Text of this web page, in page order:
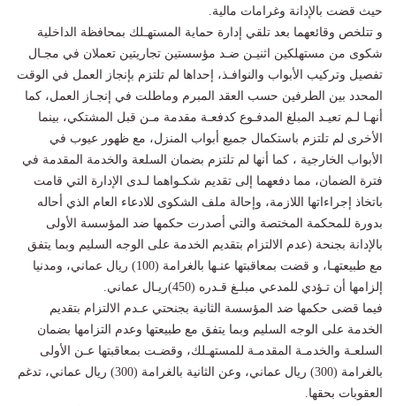
حيث قضت بالإدانة وغرامات مالية.
و تتلخص وقائعهما بعد تلقي إدارة حماية المستهـلك بمحافظة الداخلية
شكوى من مستهلكين اثنيـن ضـد مؤسستين تجاريتين تعملان في مجـال
تفصيل وتركيب الأبواب والنوافـذ، إحداها لم تلتزم بإنجاز العمل في الوقت
المحدد بين الطرفين حسب العقد المبرم وماطلت في إنجـاز العمل، كما
أنهـا لـم تعيـد المبلغ المدفـوع كدفعـة مقدمة مـن قبل المشتكي، بينما
الأخرى لم تلتزم باستكمال جميع أبواب المنزل، مع ظهور عيوب في
الأبواب الخارجية ، كما أنها لم تلتزم بضمان السلعة والخدمة المقدمة في
فترة الضمان، مما دفعهما إلى تقديم شكـواهما لـدى الإدارة التي قامت
باتخاذ إجراءاتها اللازمة، وإحالة ملف الشكوى للادعاء العام الذي أحاله
بدورة للمحكمة المختصة والتي أصدرت حكمها ضد المؤسسة الأولى
بالإدانة بجنحة (عدم الالتزام بتقديم الخدمة على الوجه السليم وبما يتفق
مع طبيعتهـا، و قضت بمعاقبتها عنـها بالغرامة (100) ريال عماني، ومدنيا
إلزامها أن تـؤدي للمدعي مبلـغ قـدره (450)ريـال عماني.
فيما قضى حكمها ضد المؤسسة الثانية بجنحتي عـدم الالتزام بتقديم
الخدمة على الوجه السليم وبما يتفق مع طبيعتها وعدم التزامها بضمان
السلعـة والخدمـة المقدمـة للمستهـلك، وقضـت بمعاقبتها عـن الأولى
بالغرامة (300) ريال عماني، وعن الثانية بالغرامة (300) ريال عماني، تدغم
العقوبات بحقها.